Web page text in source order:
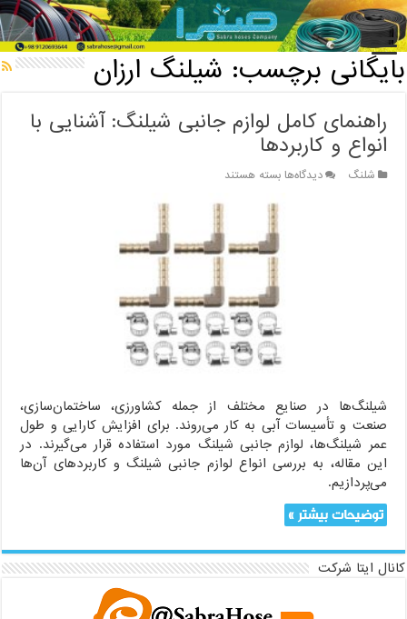
خانه / بایگانی برچسب: شیلنگ ارزان
بایگانی برچسب: شیلنگ ارزان
راهنمای کامل لوازم جانبی شیلنگ: آشنایی با
انواع و کاربردها
شلنگ دیدگاه‌هابرای
کامل
لوازم
جانبی
شیلنگ:
آشنایی
با
انواع
و
کاربردها
بسته هستند
شیلنگ‌ها در صنایع مختلف از جمله کشاورزی، ساختمان‌سازی،
صنعت و تأسیسات آبی به کار می‌روند. برای افزایش کارایی و طول
عمر شیلنگ‌ها، لوازم جانبی شیلنگ مورد استفاده قرار می‌گیرند. در
این مقاله، به بررسی انواع لوازم جانبی شیلنگ و کاربردهای آن‌ها
می‌پردازیم.
توضیحات بیشتر »
کانال ایتا شرکت